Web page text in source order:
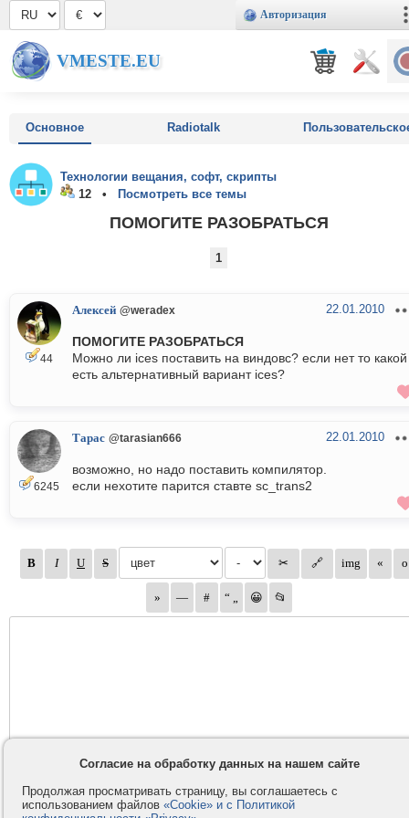
Авторизация
VMESTE.EU
Основное Radiotalk
Технологии вещания, софт, скрипты
12 •
Посмотреть все темы
ПОМОГИТЕ РАЗОБРАТЬСЯ
1
44
Алексей @weradex 22.01.2010
ПОМОГИТЕ РАЗОБРАТЬСЯ
Можно ли ices поставить на виндовс? если нет то какой
есть альтернативный вариант ices?
6245
Тарас @tarasian666 22.01.2010
возможно, но надо поставить компилятор.
если нехотите парится ставте sc_trans2
Согласие на обработку данных на нашем сайте
Продолжая просматривать страницу, вы соглашаетесь с
использованием файлов «Cookie» и с Политикой